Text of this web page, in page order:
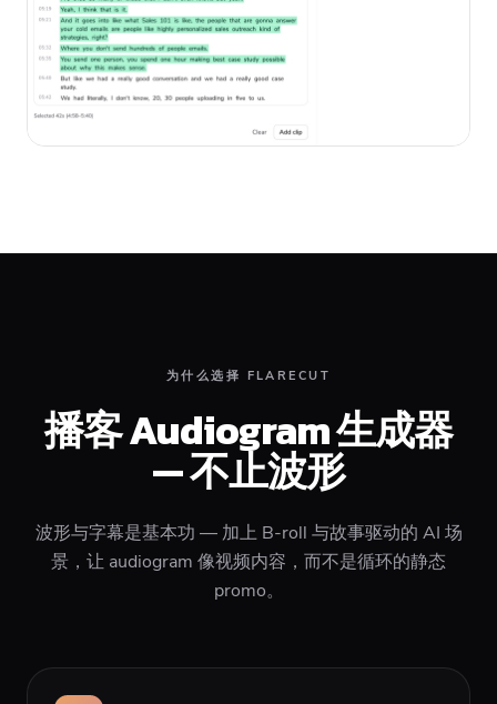
为什么选择 FLARECUT
播客 Audiogram 生成器
— 不止波形
波形与字幕是基本功 — 加上 B-roll 与故事驱动的 AI 场
景，让 audiogram 像视频内容，而不是循环的静态
promo。